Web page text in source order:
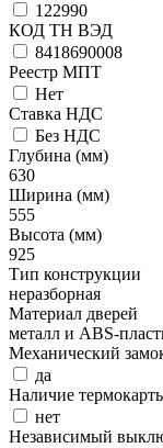
122990
КОД ТН ВЭД
8418690008
Реестр МПТ
Нет
Ставка НДС
Без НДС
Глубина (мм)
630
Ширина (мм)
555
Высота (мм)
925
Тип конструкции
неразборная
Материал дверей
металл и ABS-
Механический
да
Наличие
нет
Независимый